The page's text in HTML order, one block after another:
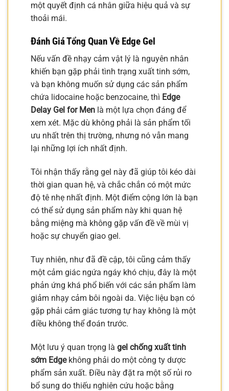
một quyết định cá nhân giữa hiệu quả và sự
thoải mái.
Đánh Giá Tổng Quan Về Edge Gel
Nếu vấn đề nhạy cảm vật lý là nguyên nhân
khiến bạn gặp phải tình trạng xuất tinh sớm,
và bạn không muốn sử dụng các sản phẩm
chứa lidocaine hoặc benzocaine, thì Edge
Delay Gel for Men là một lựa chọn đáng để
xem xét. Mặc dù không phải là sản phẩm tối
ưu nhất trên thị trường, nhưng nó vẫn mang
lại những lợi ích nhất định.
Tôi nhận thấy rằng gel này đã giúp tôi kéo dài
thời gian quan hệ, và chắc chắn có một mức
độ tê nhẹ nhất định. Một điểm cộng lớn là bạn
có thể sử dụng sản phẩm này khi quan hệ
bằng miệng mà không gặp vấn đề về mùi vị
hoặc sự chuyển giao gel.
Tuy nhiên, như đã đề cập, tôi cũng cảm thấy
một cảm giác ngứa ngáy khó chịu, đây là một
phản ứng khá phổ biến với các sản phẩm làm
giảm nhạy cảm bôi ngoài da. Việc liệu bạn có
gặp phải cảm giác tương tự hay không là một
điều không thể đoán trước.
Một lưu ý quan trọng là gel chống xuất tinh
sớm Edgekhông phải do một công ty dược
phẩm sản xuất. Điều này đặt ra một số rủi ro
bổ sung do thiếu nghiên cứu hoặc bằng